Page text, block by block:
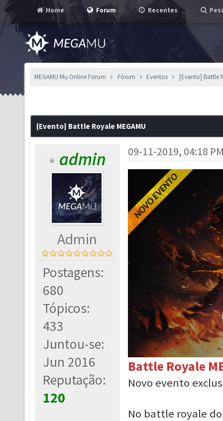
Home Forum Recentes
MEGAMU Mu Online Forum Fórum Eventos [Evento] Battle
[Evento] Battle Royale MEGAMU
admin
Admin
Postagens:
680
Tópicos:
433
Juntou-se:
Jun 2016
Reputação:
120
09-11-2019, 04:18
Battle Royale
Novo evento
No battle royale